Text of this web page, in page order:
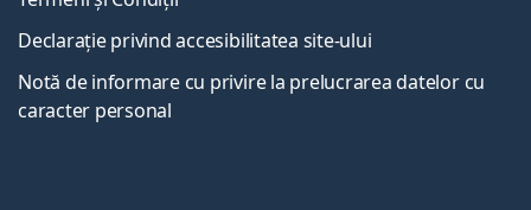
Declarație privind accesibilitatea site-ului
Notă de informare cu privire la prelucrarea datelor cu
caracter personal